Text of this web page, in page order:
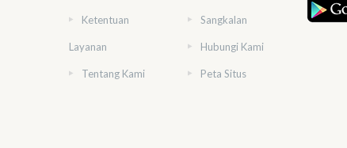
Ketentuan
Layanan
Sangkalan
Hubungi Kami
Tentang Kami Peta Situs